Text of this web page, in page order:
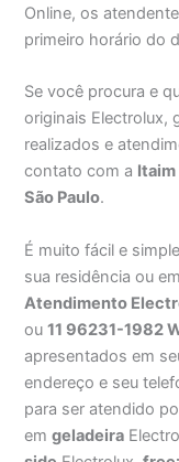
Online, os
primeiro horário do
Se você procura e
originais Electrolux,
realizados e
contato com a Itaim
São Paulo.
É muito fácil e
sua residência ou
Atendimento
ou11 96231-1982
apresentados em
endereço e seu
para ser atendido
emgeladeira